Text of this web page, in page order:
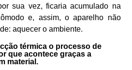
sua vez, ficaria acumulado na
e, assim, o aparelho não
aquecer o ambiente.
térmica o processo de
que acontece graças a
material.